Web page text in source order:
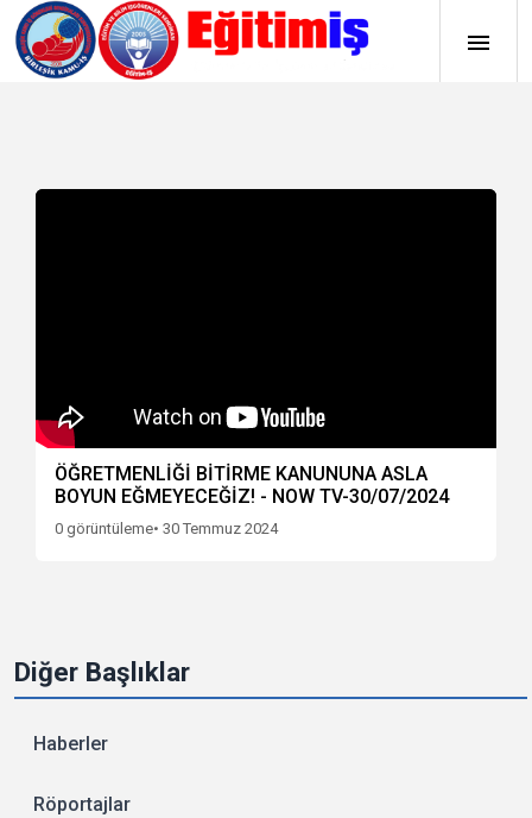
Diğer Başlıklar
Haberler
Röportajlar
ÖĞRETMENLİĞİ BİTİRME KANUNUNA ASLA
BOYUN EĞMEYECEĞİZ! - NOW TV-30/07/2024
0 görüntüleme• 30 Temmuz 2024